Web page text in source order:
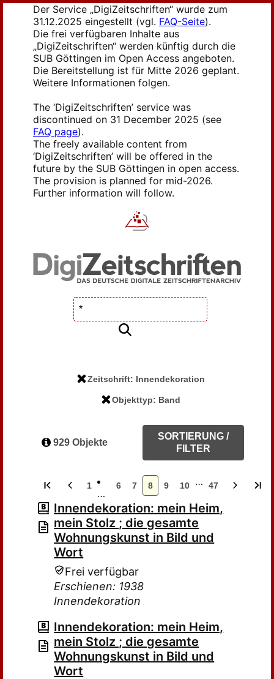
Der Service „DigiZeitschriften“ wurde zum
31.12.2025 eingestellt (vgl. FAQ-Seite).
Die frei verfügbaren Inhalte aus
„DigiZeitschriften“ werden künftig durch die
SUB Göttingen im Open Access angeboten.
Die Bereitstellung ist für Mitte 2026 geplant.
Weitere Informationen folgen.
The ‘DigiZeitschriften’ service was
discontinued on 31 December 2025 (see
FAQ page).
The freely available content from
‘DigiZeitschriften’ will be offered in the
future by the SUB Göttingen in open access.
The provision is planned for mid-2026.
Further information will follow.
Zeitschrift: Innendekoration
Objekttyp: Band
929 Objekte
SORTIERUNG /
FILTER
1
…
6 7 8 9 10 … 47
Innendekoration: mein Heim,
mein Stolz ; die gesamte
Wohnungskunst in Bild und
Wort
Frei verfügbar
Erschienen: 1938
Innendekoration
Innendekoration: mein Heim,
mein Stolz ; die gesamte
Wohnungskunst in Bild und
Wort